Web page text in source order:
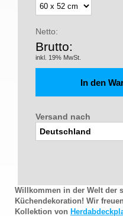
Netto:
Brutto:
inkl. 19% MwSt.
Versand nach
Willkommen in der Welt der
Küchendekoration! Wir
Kollektion von